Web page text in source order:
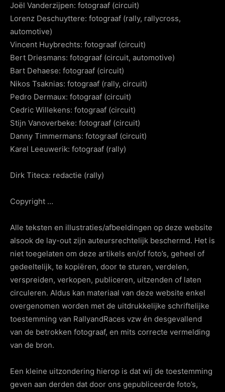
Joël Vanderzijpen: fotograaf (circuit)
Lorenz Deschuyttere: fotograaf (rally, rallycross,
automotive)
Vincent Huybrechts: fotograaf (circuit)
Bert Driesmans: fotograaf (circuit, automotive)
Bart Dehaese: fotograaf (circuit)
Nikos Tsaknias: fotograaf (rally, circuit)
Pedro Dermaux: fotograaf (circuit)
Cedric Willekens: fotograaf (circuit)
Stijn Vanoverbeke: fotograaf (circuit)
Danny Timmermans: fotograaf (circuit)
Karel Leeuwerik: fotograaf (rally)
Dirk Titeca: redactie (rally)
Copyright …
Alle teksten en illustraties/afbeeldingen op deze website
alsook de lay-out zijn auteursrechtelijk beschermd. Het is
niet toegelaten om deze artikels en/of foto’s, geheel of
gedeeltelijk, te kopiëren, door te sturen, verdelen,
verspreiden, verkopen, publiceren, uitzenden of laten
circuleren. Aldus kan materiaal van deze website enkel
overgenomen worden met de uitdrukkelijke schriftelijke
toestemming van RallyandRaces vzw én desgevallend
van de betrokken fotograaf, en mits correcte vermelding
van de bron.
Een kleine uitzondering hierop is dat wij de toestemming
geven aan derden dat door ons gepubliceerde foto’s,